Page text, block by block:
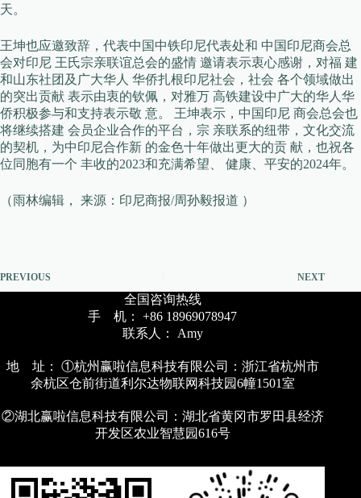
天。
王坤也应邀致辞，代表中国中铁印尼代表处和 中国印尼商会总
会对印尼 王氏宗亲联谊总会的盛情 邀请表示衷心感谢，对福 建
和山东社团及广大华人 华侨扎根印尼社会，社会 各个领域做出
的突出贡献 表示由衷的钦佩，对雅万 高铁建设中广大的华人华
侨积极参与和支持表示敬 意。 王坤表示，中国印尼 商会总会也
将继续搭建 会员企业合作的平台，宗 亲联系的纽带，文化交流
的契机，为中印尼合作新 的金色十年做出更大的贡 献，也祝各
位同胞有一个 丰收的2023和充满希望、 健康、平安的2024年。
（雨林编辑， 来源：印尼商报/周孙毅报道 ）
PREVIOUS NEXT
全国咨询热线
手 机： +86 18969078947
联系人： Amy
地 址： ①杭州赢啦信息科技有限公司：浙江省杭州市
余杭区仓前街道利尔达物联网科技园6幢1501室
②湖北赢啦信息科技有限公司：湖北省黄冈市罗田县经济
开发区农业智慧园616号